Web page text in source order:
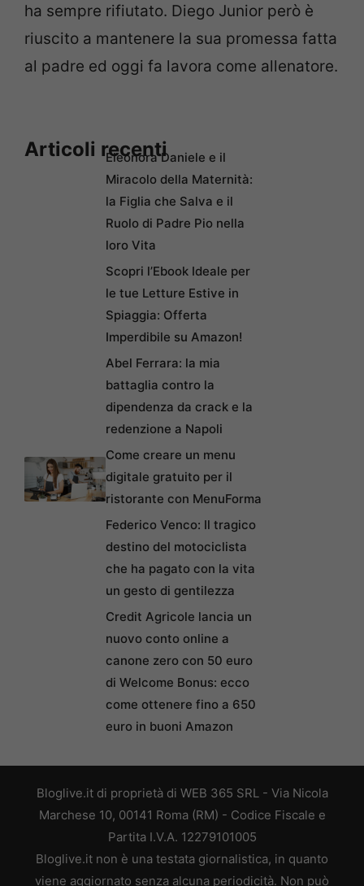
ha sempre rifiutato. Diego Junior però è
riuscito a mantenere la sua promessa fatta
al padre ed oggi fa lavora come allenatore.
Articoli recentiEleonora Daniele e il
Miracolo della Maternità:
la Figlia che Salva e il
Ruolo di Padre Pio nella
loro Vita
Scopri l’Ebook Ideale per
le tue Letture Estive in
Spiaggia: Offerta
Imperdibile su Amazon!
Abel Ferrara: la mia
battaglia contro la
dipendenza da crack e la
redenzione a Napoli
Come creare un menu
digitale gratuito per il
ristorante con MenuForma
Federico Venco: Il tragico
destino del motociclista
che ha pagato con la vita
un gesto di gentilezza
Credit Agricole lancia un
nuovo conto online a
canone zero con 50 euro
di Welcome Bonus: ecco
come ottenere fino a 650
euro in buoni Amazon
Bloglive.it di proprietà di WEB 365 SRL - Via Nicola
Marchese 10, 00141 Roma (RM) - Codice Fiscale e
Partita I.V.A. 12279101005
Bloglive.it non è una testata giornalistica, in quanto
viene aggiornato senza alcuna periodicità. Non può